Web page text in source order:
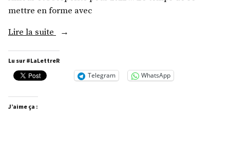
mettre en forme avec
Lire la suite « M.
Brisson »
Lu sur #LaLettreR
Telegram WhatsApp
J’aime ça :